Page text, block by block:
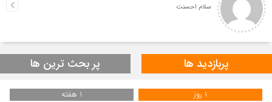
سلام احسنت
پربازدید ها پر بحث ترین ها
1 روز
1 هفته